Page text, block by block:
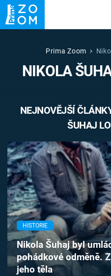
ZRÁDCI
ZÁHADY VETŘELCI
Témata
Pořady
TV Program
Časopis
Sledujte prima+
Prima Zoom
NIKOLA
NEJNOVĚJŠÍ
ŠUHAJ
HISTORIE
Nikola Šuhaj byl
pohádkové odměně.
jeho těla